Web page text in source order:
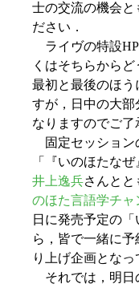
士の交流の機会と
ださい．
ライヴの特設
くはそちらから
最初と最後のほう
すが，日中の大部
なりますのでご了
固定セッション
「『いのほたな
井上逸兵さんとと
のほた言語学チャ
日に発売予定の
ら，皆で一緒に
り上げ企画となっ
それでは，明日